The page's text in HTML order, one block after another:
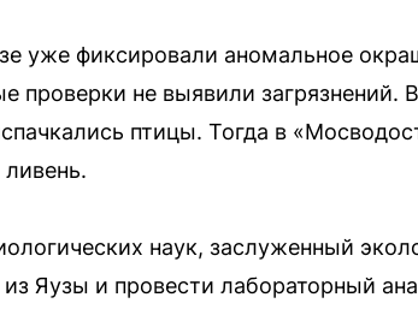
уже фиксировали аномальное
проверки не выявили загрязнений.
птицы. Тогда в
наук, заслуженный
Яузы и провести лабораторный